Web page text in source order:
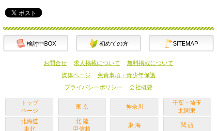
検討中BOX 初めての方 SITEMAP
お問合せ 求人掲載について
無料掲載について
媒体ページ
免責事項・青少年保護
プライバシーポリシー
会社概要
トップ
ページ
東 京 神奈川
千葉・埼玉
北関東
北海道
東北
北 陸
甲信越
東 海 関 西